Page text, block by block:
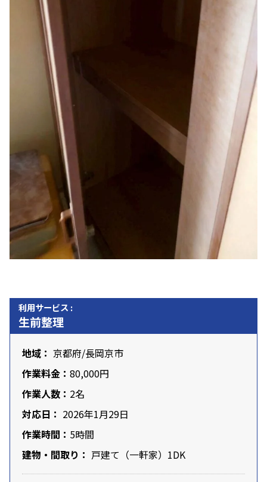
利用サービス :
生前整理
地域： 京都府/長岡京市
作業料金： 80,000円
作業人数： 2名
対応日： 2026年1月29日
作業時間： 5時間
建物・間取り： 戸建て（一軒家）1DK